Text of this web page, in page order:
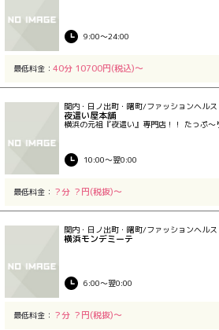
9:00〜24:00
最低料金： 40分 10700円(税込)〜
関内・日ノ出町・曙町/ファッションヘルス
夜這い屋本舗
横浜の元祖『夜這い』専門店！！ たっぷ〜
10:00〜翌0:00
最低料金： ？分 ？円(税抜)〜
関内・日ノ出町・曙町/ファッションヘルス
横浜モンデミーテ
6:00〜翌0:00
最低料金： ？分 ？円(税抜)〜